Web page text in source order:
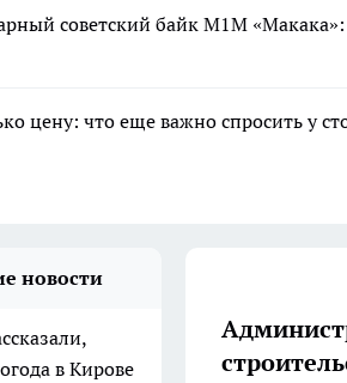
советский байк М1М
цену: что еще важно спросить у
новости
в Кирове